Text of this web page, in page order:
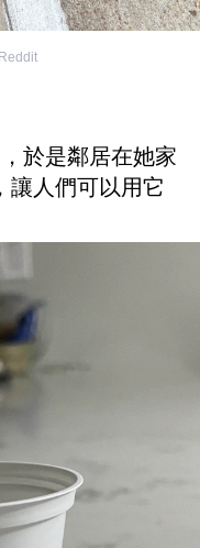
於是鄰居在她家
讓人們可以用它